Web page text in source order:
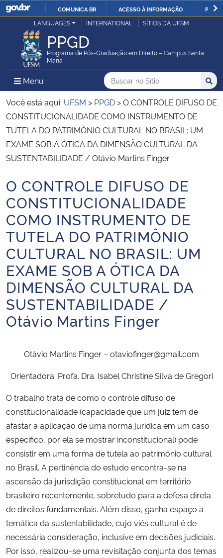
IR
O
COMUNICA BR ACESSO À INFORMAÇÃO
Ministério da Justiça e Segurança Pública
Ministério da Defesa
Ministério das Relações Exteriores
Ministério da Economia
Ministério da Educação
Ministério da Cidadania
Ministério da Saúde
Ministério de Minas e Energia
Ministério da Ciência, Tecnologia, Inovações e Comunicações
Controladoria-Geral da União
Ministério da Mulher, da Família e dos Direitos Humanos
Secretaria-Geral
Secretaria de Governo
Gabinete de Segurança Institucional
Advocacia-Geral da União
LANGUAGES INTERNATIONAL SÍTIOS DA UFSM
PPGD
Programa de Pós-Graduação em Direito – Campus Santa
Maria
Menu Menu Principal do Sítio
Busca
Buscar no no Sítio
Busca:
Você está aqui: UFSM > PPGD >O CONTROLE DIFUSO DE
CONSTITUCIONALIDADE COMO INSTRUMENTO DE
TUTELA DO PATRIMÔNIO CULTURAL NO BRASIL: UM
EXAME SOB A ÓTICA DA DIMENSÃO CULTURAL DA
SUSTENTABILIDADE / Otávio Martins Finger
Início do conteúdo
O CONTROLE DIFUSO DE
CONSTITUCIONALIDADE
COMO INSTRUMENTO DE
TUTELA DO PATRIMÔNIO
CULTURAL NO BRASIL: UM
EXAME SOB A ÓTICA DA
DIMENSÃO CULTURAL DA
SUSTENTABILIDADE /
Otávio Martins Finger
Otávio Martins Finger – otaviofinger@gmail.com
Orientadora: Profa. Dra. Isabel Christine Silva de Gregori
O trabalho trata de como o controle difuso de
constitucionalidade (capacidade que um juiz tem de
afastar a aplicação de uma norma jurídica em um caso
específico, por ela se mostrar inconstitucional) pode
consistir em uma forma de tutela ao patrimônio cultural
no Brasil. A pertinência do estudo encontra-se na
ascensão da jurisdição constitucional em território
brasileiro recentemente, sobretudo para a defesa direta
de direitos fundamentais. Além disso, ganha espaço a
temática da sustentabilidade, cujo viés cultural é de
necessária consideração, inclusive em decisões judiciais.
Por isso, realizou-se uma revisitação conjunta dos temas